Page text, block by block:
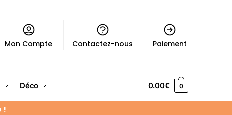
Mon Compte Contactez-nous Paiement
Déco 0.00€ 0
!